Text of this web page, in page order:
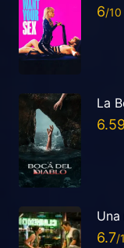
6
La
6.59
6.7